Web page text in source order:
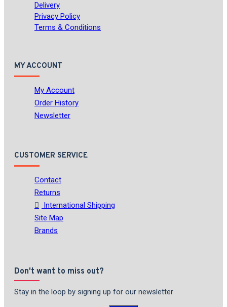
Delivery
Privacy Policy
Terms & Conditions
MY ACCOUNT
My Account
Order History
Newsletter
CUSTOMER SERVICE
Contact
Returns
International Shipping
Site Map
Brands
Don't want to miss out?
Stay in the loop by signing up for our newsletter